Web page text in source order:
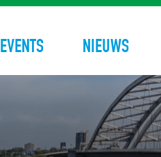
EVENTS NIEUWS